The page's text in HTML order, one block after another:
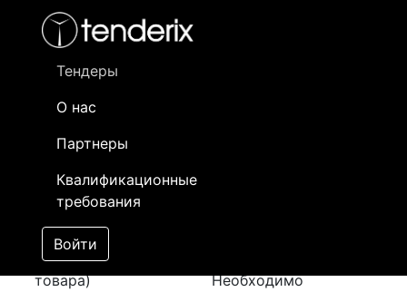
Тендеры
О нас
Партнеры
Квалификационные
требования
Войти
- активный лот
- сохраненный лот (не опубликован)
Закуп: Лист
холоднокатанный
[Завершен]
Лот №:5859
АУКЦИОН (покупка
товара)
Необходимо